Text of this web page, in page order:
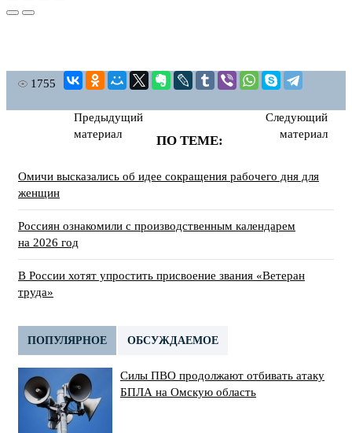
1755
Предыдущий
материал
Следующий
материал
ПО ТЕМЕ:
Омичи высказались об идее сокращения рабочего дня для
женщин
Россиян ознакомили с производственным календарем
на 2026 год
В России хотят упростить присвоение звания «Ветеран
труда»
ПОПУЛЯРНОЕ ОБСУЖДАЕМОЕ
Силы ПВО продолжают отбивать атаку
БПЛА на Омскую область